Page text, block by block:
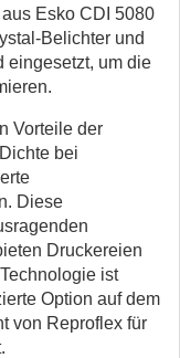
Esko CDI 5080
Belichter und
eingesetzt, um die
Vorteile der
bei
Diese
Druckereien
ist
Option auf dem
von Reproflex für